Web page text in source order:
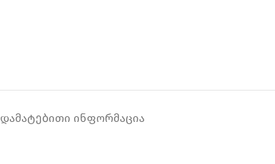
ᲓᲐᲛᲐᲢᲔᲑᲘᲗᲘ ᲘᲜᲤᲝᲠᲛᲐᲪᲘᲐ